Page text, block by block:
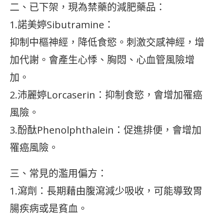
二、已下架，現為禁藥的減肥藥品：
1.諾美婷Sibutramine：
抑制中樞神經，降低食慾。刺激交感神經，增
加代謝。會產生心悸、胸悶、心血管風險增
加。
2.沛麗婷Lorcaserin：抑制食慾，會增加罹癌
風險。
3.酚酞Phenolphthalein：促進排便，會增加
罹癌風險。
三、常見的濫用偏方：
1.瀉劑：長期藉由腹瀉減少吸收，可能導致胃
腸疾病或是貧血。